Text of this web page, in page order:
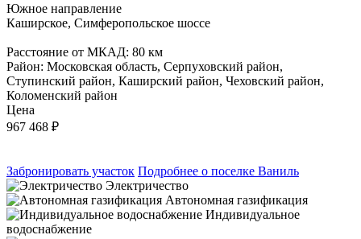
Южное направление
Каширское, Симферопольское шоссе
Расстояние от МКАД: 80 км
Район: Московская область, Серпуховский район,
Ступинский район, Каширский район, Чеховский район,
Коломенский район
Цена
967 468 ₽
Забронировать участок Подробнее о поселке Ваниль
Электричество
Автономная газификация
Индивидуальное
водоснабжение